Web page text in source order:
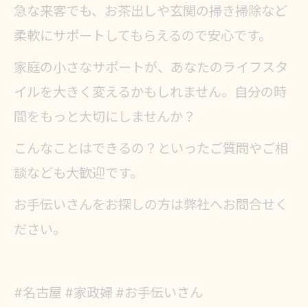
急な来客でも、お茶出しや玄関の掃き掃除など
柔軟にサポートしてもらえるので安心です。
家庭の小さなサポートが、あなたのライフスタ
イルを大きく変えるかもしれません。自分の時
間をもっと大切にしませんか？
こんなことはできるの？といったご質問やご相
談なども大歓迎です。
お手伝いさんをお探しの方は弊社へお問合せく
ださい。
#名古屋 #家政婦 #お手伝いさん